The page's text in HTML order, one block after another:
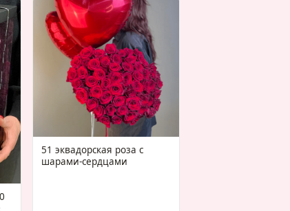
51 эквадорская роза с
шарами-сердцами